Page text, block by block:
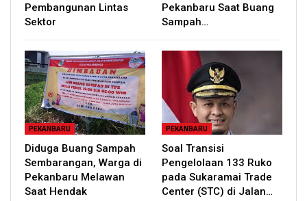
Pembangunan Lintas
Sektor
Pekanbaru Saat Buang
Sampah…
PEKANBARU
Diduga Buang Sampah
Sembarangan, Warga di
Pekanbaru Melawan
Saat Hendak
PEKANBARU
Soal Transisi
Pengelolaan 133 Ruko
pada Sukaramai Trade
Center (STC) di Jalan…